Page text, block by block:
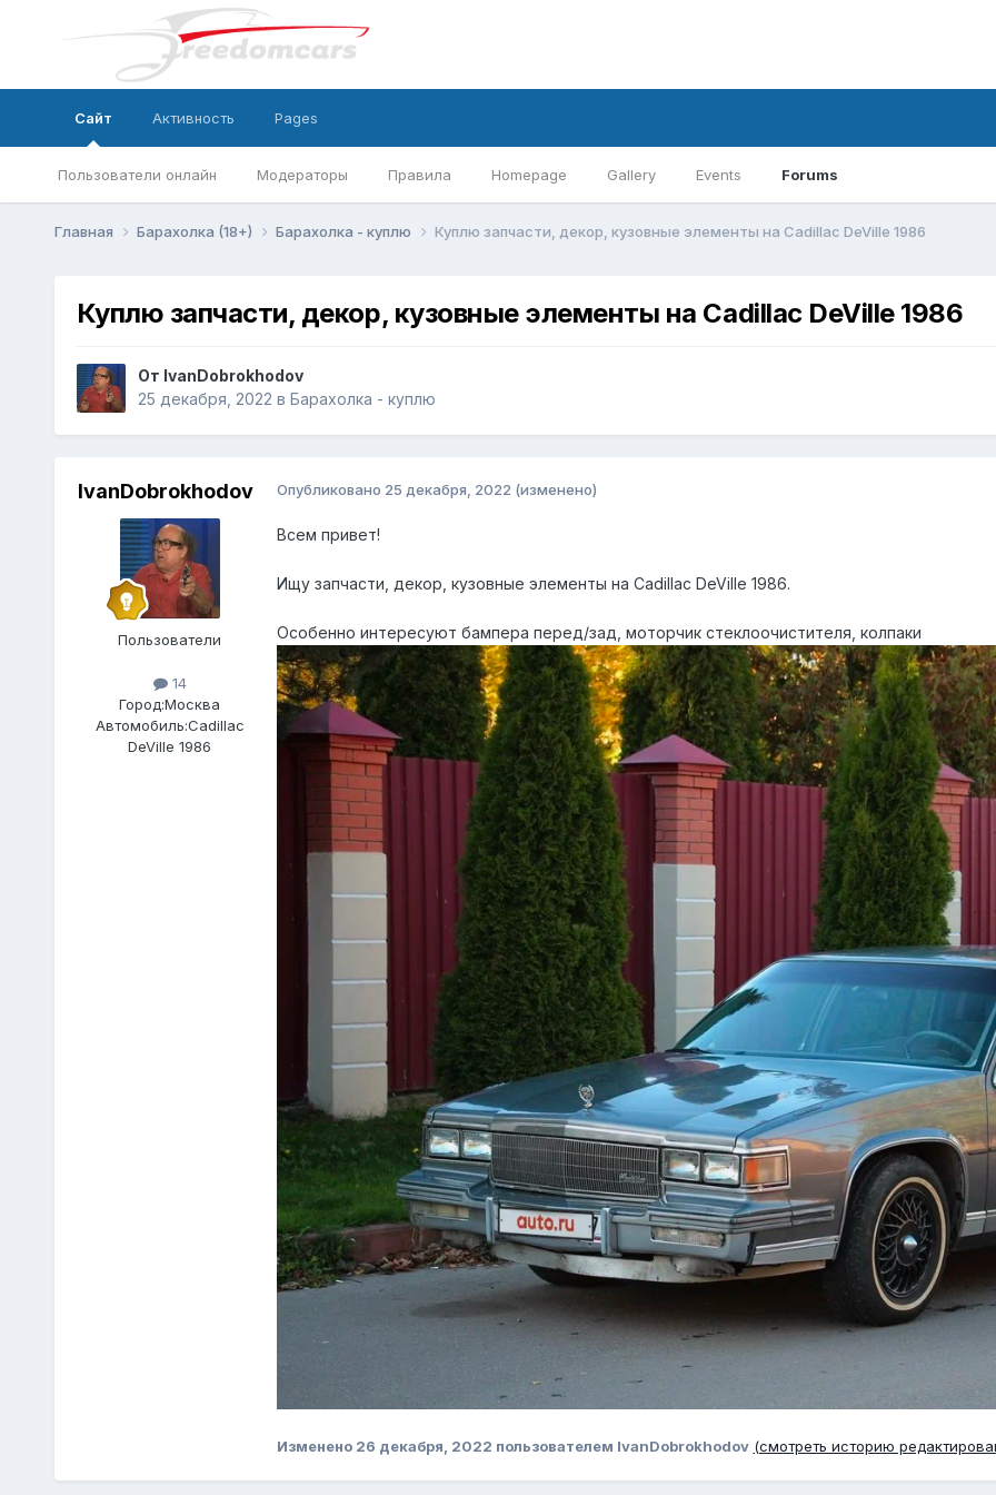
Сайт
Пользователи онлайн Модераторы Правила Homepage Gallery Events Forums
Активность Pages
Главная Барахолка (18+) Барахолка - куплю Куплю запчасти, декор, кузовные элементы на Cadillac DeVille 1986
Куплю запчасти, декор, кузовные элементы на Cadillac DeVille 1986
От IvanDobrokhodov
25 декабря, 2022 в Барахолка - куплю
IvanDobrokhodov
Пользователи
14
Город:Москва
Автомобиль:Cadillac
DeVille 1986
Опубликовано 25 декабря, 2022 (изменено)
Всем привет!
Ищу запчасти, декор, кузовные элементы на Cadillac DeVille 1986.
Особенно интересуют бампера перед/зад, моторчик стеклоочистителя, колпаки
Изменено 26 декабря, 2022 пользователем IvanDobrokhodov (смотреть историю